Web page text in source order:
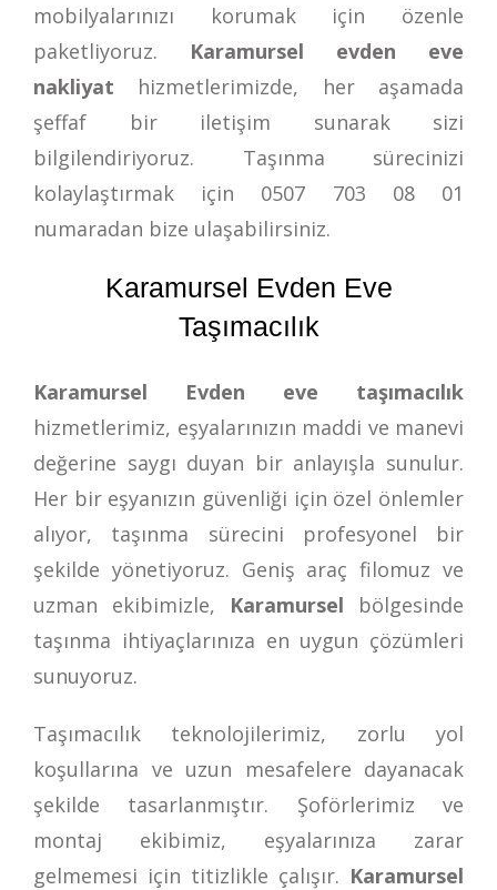
mobilyalarınızı korumak için özenle
paketliyoruz. Karamursel evden eve
nakliyat hizmetlerimizde, her aşamada
şeffaf bir iletişim sunarak sizi
bilgilendiriyoruz. Taşınma sürecinizi
kolaylaştırmak için 0507 703 08 01
numaradan bize ulaşabilirsiniz.
Karamursel Evden Eve
Taşımacılık
Karamursel Evden eve taşımacılık
hizmetlerimiz, eşyalarınızın maddi ve manevi
değerine saygı duyan bir anlayışla sunulur.
Her bir eşyanızın güvenliği için özel önlemler
alıyor, taşınma sürecini profesyonel bir
şekilde yönetiyoruz. Geniş araç filomuz ve
uzman ekibimizle, Karamursel bölgesinde
taşınma ihtiyaçlarınıza en uygun çözümleri
sunuyoruz.
Taşımacılık teknolojilerimiz, zorlu yol
koşullarına ve uzun mesafelere dayanacak
şekilde tasarlanmıştır. Şoförlerimiz ve
montaj ekibimiz, eşyalarınıza zarar
gelmemesi için titizlikle çalışır. Karamursel